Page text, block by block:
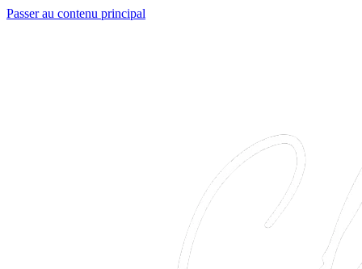
Passer au contenu principal